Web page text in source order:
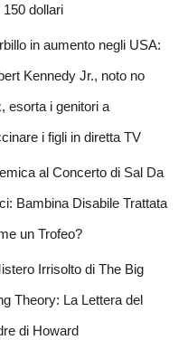
150 dollari
in aumento negli USA:
Kennedy Jr., noto no
esorta i genitori a
i figli in diretta TV
al Concerto di Sal Da
Bambina Disabile Trattata
un Trofeo?
Irrisolto di The Big
Theory: La Lettera del
di Howard